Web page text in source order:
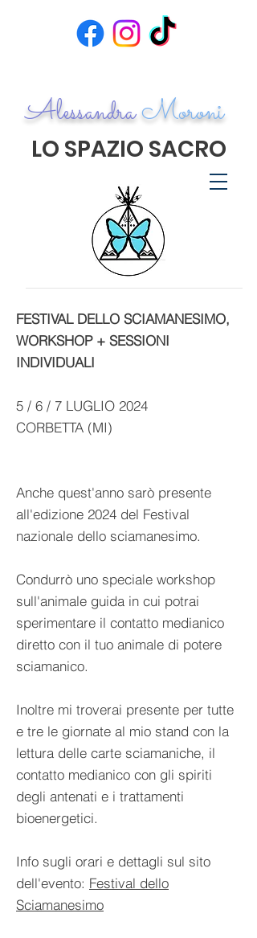
LO SPAZIO SACRO
AlessandraMoroni
FESTIVAL DELLO SCIAMANESIMO,
WORKSHOP + SESSIONI
INDIVIDUALI
5 / 6 / 7 LUGLIO 2024
CORBETTA (MI)
Anche quest'anno sarò presente
all'edizione 2024 del Festival
nazionale dello sciamanesimo.
Condurrò uno speciale workshop
sull'animale guida in cui potrai
sperimentare il contatto medianico
diretto con il tuo animale di potere
sciamanico.
Inoltre mi troverai presente per tutte
e tre le giornate al mio stand con la
lettura delle carte sciamaniche, il
contatto medianico con gli spiriti
degli antenati e i trattamenti
bioenergetici.
Info sugli orari e dettagli sul sito
dell'evento: Festival dello
Sciamanesimo